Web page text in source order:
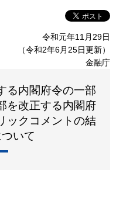
令和元年11月29日
（令和2年6月25日更新）
金融庁
る内閣府令の一部
を改正する内閣府
ックコメントの結
いて